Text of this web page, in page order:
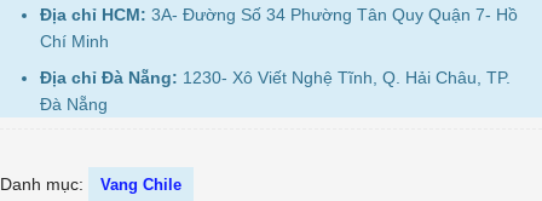
Địa chỉ HCM: 3A- Đường Số 34 Phường Tân Quy Quận 7- Hồ
Chí Minh
Địa chỉ Đà Nẵng: 1230- Xô Viết Nghệ Tĩnh, Q. Hải Châu, TP.
Đà Nẵng
Danh mục: Vang Chile